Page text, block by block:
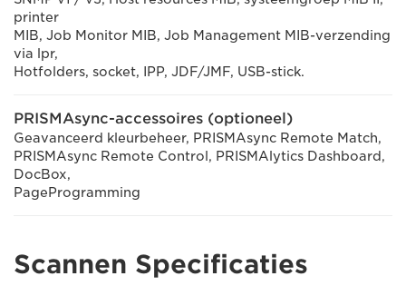
printer
MIB, Job Monitor MIB, Job Management MIB-verzending
via lpr,
Hotfolders, socket, IPP, JDF/JMF, USB-stick.
PRISMAsync-accessoires (optioneel)
Geavanceerd kleurbeheer, PRISMAsync Remote Match,
PRISMAsync Remote Control, PRISMAlytics Dashboard,
DocBox,
PageProgramming
Scannen Specificaties